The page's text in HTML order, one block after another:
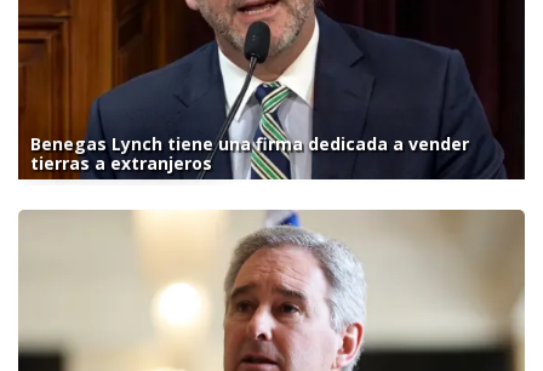
Benegas Lynch tiene una firma dedicada a vender
tierras a extranjeros